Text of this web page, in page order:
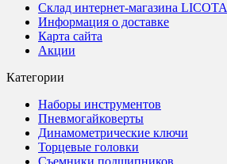
Склад интернет-магазина LICOTA
Информация о доставке
Карта сайта
Акции
Категории
Наборы инструментов
Пневмогайковерты
Динамометрические ключи
Торцевые головки
Съемники подшипников